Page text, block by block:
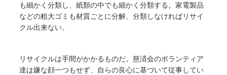
も細かく分類し、紙類の中でも細かく分類する。家電製品
などの粗大ゴミも材質ごとに分解、分類しなければリサイ
クル出来ない。
リサイクルは手間がかかるものだ。慈済会のボランティア
達は嫌な顔一つもせず、自らの良心に基づいて従事してい